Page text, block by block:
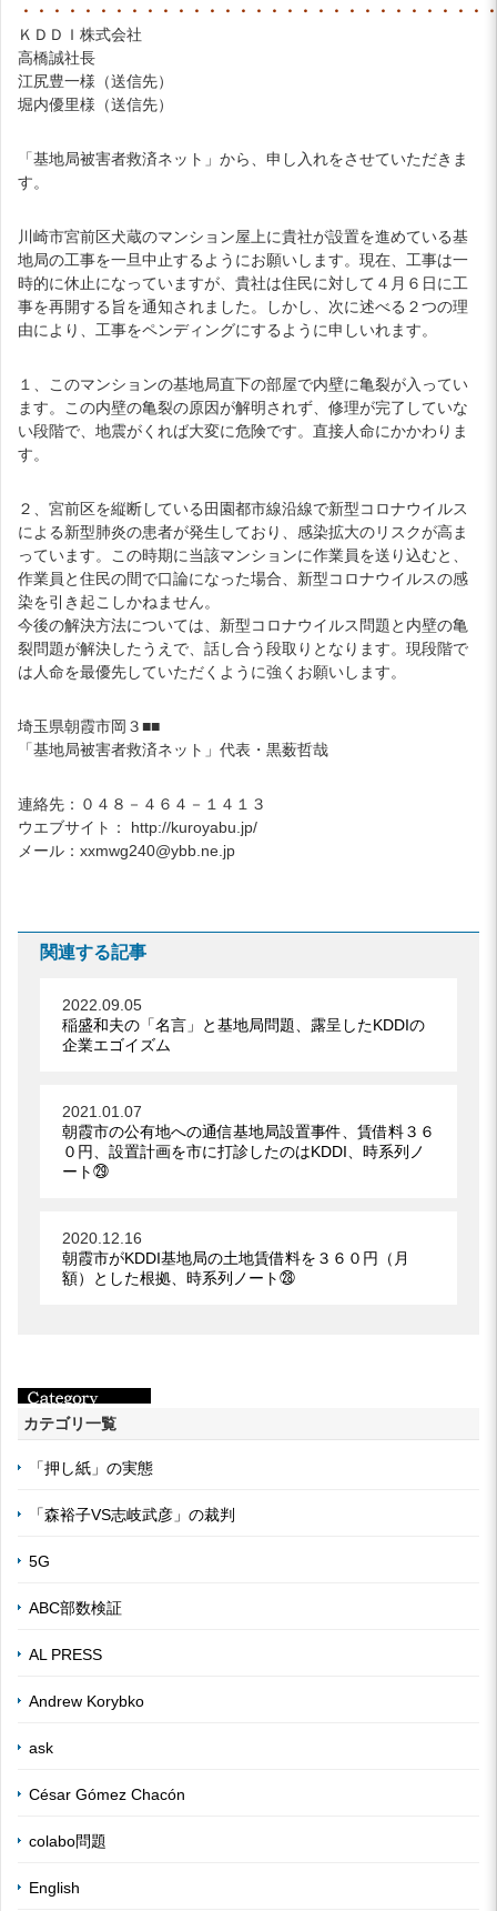
・・・・・・・・・・・・・・・・・・・・・・・・・・・・・・
ＫＤＤＩ株式会社
高橋誠社長
江尻豊一様（送信先）
堀内優里様（送信先）
「基地局被害者救済ネット」から、申し入れをさせていただきま
す。
川崎市宮前区犬蔵のマンション屋上に貴社が設置を進めている基
地局の工事を一旦中止するようにお願いします。現在、工事は一
時的に休止になっていますが、貴社は住民に対して４月６日に工
事を再開する旨を通知されました。しかし、次に述べる２つの理
由により、工事をペンディングにするように申しいれます。
１、このマンションの基地局直下の部屋で内壁に亀裂が入ってい
ます。この内壁の亀裂の原因が解明されず、修理が完了していな
い段階で、地震がくれば大変に危険です。直接人命にかかわりま
す。
２、宮前区を縦断している田園都市線沿線で新型コロナウイルス
による新型肺炎の患者が発生しており、感染拡大のリスクが高ま
っています。この時期に当該マンションに作業員を送り込むと、
作業員と住民の間で口論になった場合、新型コロナウイルスの感
染を引き起こしかねません。
今後の解決方法については、新型コロナウイルス問題と内壁の亀
裂問題が解決したうえで、話し合う段取りとなります。現段階で
は人命を最優先していただくように強くお願いします。
埼玉県朝霞市岡３■■
「基地局被害者救済ネット」代表・黒薮哲哉
連絡先：０４８－４６４－１４１３
ウエブサイト： http://kuroyabu.jp/
メール：xxmwg240@ybb.ne.jp
関連する記事
2022.09.05
稲盛和夫の「名言」と基地局問題、露呈したKDDIの
企業エゴイズム
2021.01.07
朝霞市の公有地への通信基地局設置事件、賃借料３６
０円、設置計画を市に打診したのはKDDI、時系列ノ
ート㉙
2020.12.16
朝霞市がKDDI基地局の土地賃借料を３６０円（月
額）とした根拠、時系列ノート㉘
カテゴリ一覧
「押し紙」の実態
「森裕子VS志岐武彦」の裁判
5G
ABC部数検証
AL PRESS
Andrew Korybko
ask
César Gómez Chacón
colabo問題
English